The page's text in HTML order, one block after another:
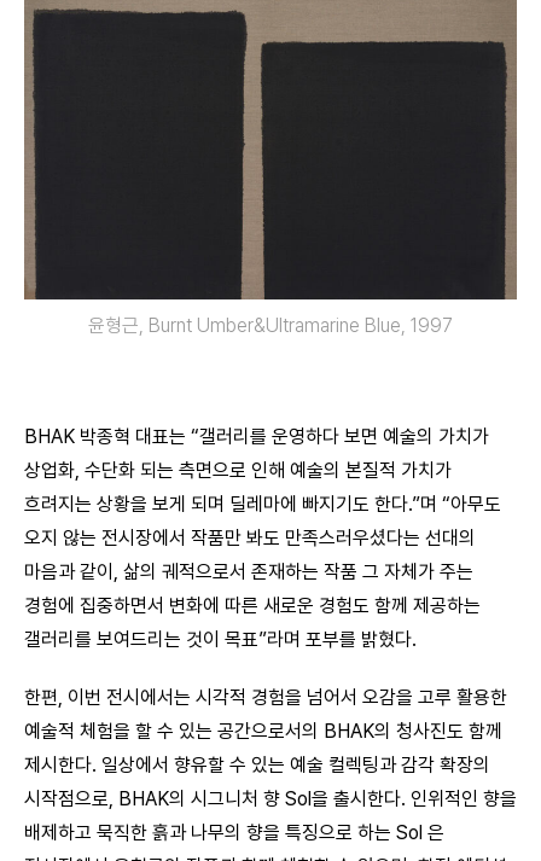
윤형근, Burnt Umber&Ultramarine Blue, 1997
BHAK 박종혁 대표는 “갤러리를 운영하다 보면 예술의 가치가
상업화, 수단화 되는 측면으로 인해 예술의 본질적 가치가
흐려지는 상황을 보게 되며 딜레마에 빠지기도 한다.”며 “아무도
오지 않는 전시장에서 작품만 봐도 만족스러우셨다는 선대의
마음과 같이, 삶의 궤적으로서 존재하는 작품 그 자체가 주는
경험에 집중하면서 변화에 따른 새로운 경험도 함께 제공하는
갤러리를 보여드리는 것이 목표”라며 포부를 밝혔다.
한편, 이번 전시에서는 시각적 경험을 넘어서 오감을 고루 활용한
예술적 체험을 할 수 있는 공간으로서의 BHAK의 청사진도 함께
제시한다. 일상에서 향유할 수 있는 예술 컬렉팅과 감각 확장의
시작점으로, BHAK의 시그니처 향 Sol을 출시한다. 인위적인 향을
배제하고 묵직한 흙과 나무의 향을 특징으로 하는 Sol 은